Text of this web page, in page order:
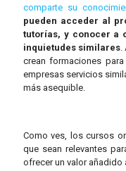
comparte su
pueden acceder al
tutorías, y conocer a
inquietudes similares.
crean formaciones
empresas servicios
más asequible.
Como ves, los cursos
que sean relevantes
ofrecer un valor añadido